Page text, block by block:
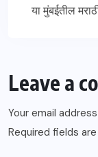
या मुंबईतील
Leave a
Your email
Required fields